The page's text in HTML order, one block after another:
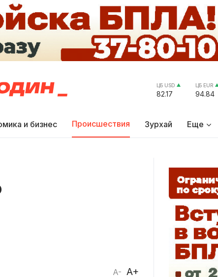
ЦБ USD
82.17
ЦБ EUR
94.84
и бизнес Происшествия Зурхай Еще
A- A+